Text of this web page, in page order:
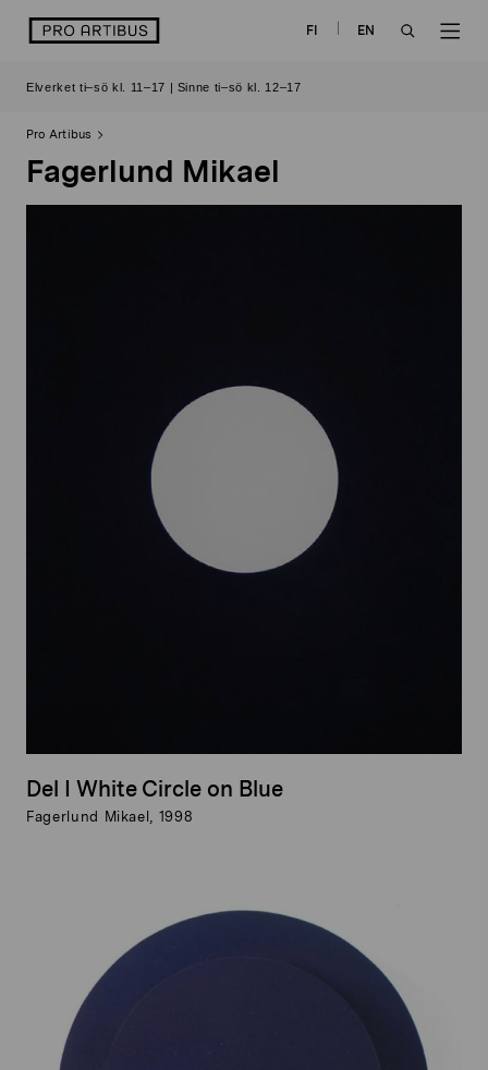
logo FI
EN
Elverket ti–sö kl. 11–17 | Sinne ti–sö kl. 12–17
Pro Artibus
Fagerlund Mikael
Del I White Circle on Blue
Fagerlund Mikael, 1998